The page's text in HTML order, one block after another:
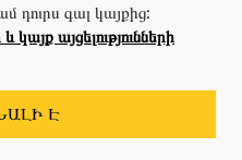
դուրս գալ կայքից:
այցելությունների
Է